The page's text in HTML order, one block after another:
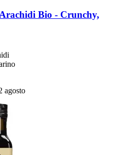
Bio -​ Crunchy,
agosto